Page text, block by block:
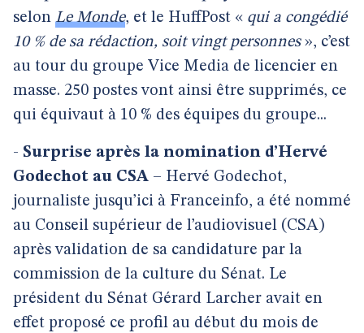
selon Le Monde, et le HuffPost « qui a congédié
10 % de sa rédaction, soit vingt personnes», c’est
au tour du groupe Vice Media de licencier en
masse. 250 postes vont ainsi être supprimés, ce
qui équivaut à 10 % des équipes du groupe...
- Surprise après la nomination d’Hervé
Godechot au CSA – Hervé Godechot,
journaliste jusqu’ici à Franceinfo, a été nommé
au Conseil supérieur de l’audiovisuel (CSA)
après validation de sa candidature par la
commission de la culture du Sénat. Le
président du Sénat Gérard Larcher avait en
effet proposé ce profil au début du mois de